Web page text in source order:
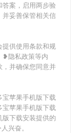
案，启用两步验
妥善保管相关信
供使用条款和规
❥隐私政策等内
并确保您同意并
苹果手机版下载
苹果手机版下载
下载安装提供的
兴奋。